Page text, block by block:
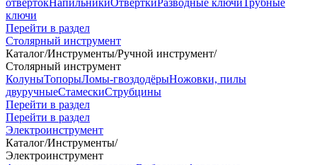
отвёртокНапильникиОтвёрткиРазводные ключиТрубные
ключи
Перейти в раздел
Столярный инструмент
Каталог/Инструменты/Ручной инструмент/
Столярный инструмент
КолуныТопорыЛомы-гвоздодёрыНожовки, пилы
двуручныеСтамескиСтрубцины
Перейти в раздел
Перейти в раздел
Электроинструмент
Каталог/Инструменты/
Электроинструмент